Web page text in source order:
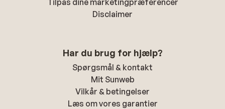
Tilpas dine marketingpræferencer
Disclaimer
Har du brug for hjælp?
Spørgsmål & kontakt
Mit Sunweb
Vilkår & betingelser
Læs om vores garantier